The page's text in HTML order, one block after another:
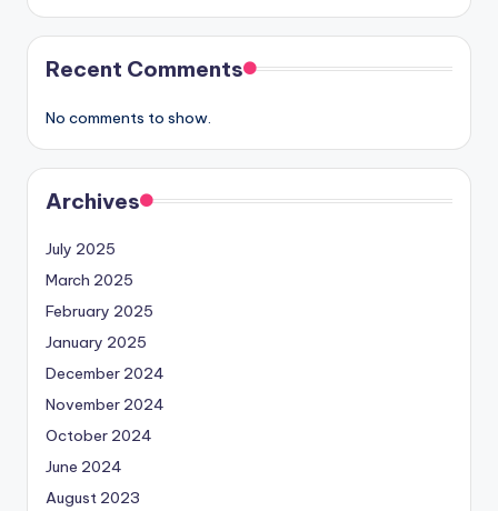
Recent Comments
No comments to show.
Archives
July 2025
March 2025
February 2025
January 2025
December 2024
November 2024
October 2024
June 2024
August 2023